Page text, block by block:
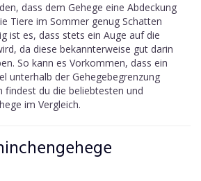
dass dem Gehege eine Abdeckung
Tiere im Sommer genug Schatten
ist es, dass stets ein Auge auf die
da diese bekannterweise gut darin
So kann es Vorkommen, dass ein
unterhalb der Gehegebegrenzung
findest du die beliebtesten und
im Vergleich.